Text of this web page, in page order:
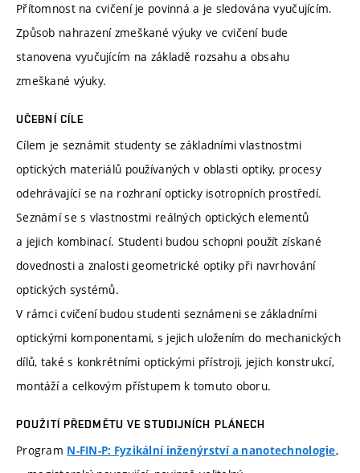
Přítomnost na cvičení je povinná a je sledována vyučujícím.
Způsob nahrazení zmeškané výuky ve cvičení bude
stanovena vyučujícím na základě rozsahu a obsahu
zmeškané výuky.
UČEBNÍ CÍLE
Cílem je seznámit studenty se základními vlastnostmi
optických materiálů používaných v oblasti optiky, procesy
odehrávající se na rozhraní opticky isotropních prostředí.
Seznámí se s vlastnostmi reálných optických elementů
a jejich kombinací. Studenti budou schopni použít získané
dovednosti a znalosti geometrické optiky při navrhování
optických systémů.
V rámci cvičení budou studenti seznámeni se základními
optickými komponentami, s jejich uložením do mechanických
dílů, také s konkrétními optickými přístroji, jejich konstrukcí,
montáží a celkovým přístupem k tomuto oboru.
POUŽITÍ PŘEDMĚTU VE STUDIJNÍCH PLÁNECH
Program N-FIN-P: Fyzikální inženýrství a nanotechnologie,